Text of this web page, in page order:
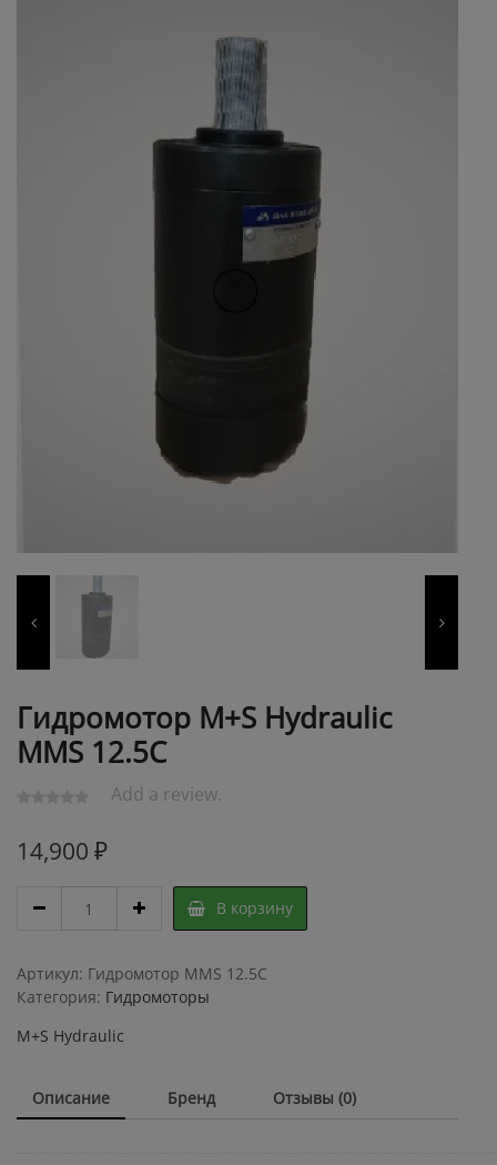
Гидромотор M+S Hydraulic
MMS 12.5C
Add a review.
14,900 ₽
Гидромотор
M+S
MMS
12.5C
quantity
В корзину
Артикул: Гидромотор MMS 12.5C
Категория: Гидромоторы
M+S Hydraulic
Описание Бренд Отзывы (0)